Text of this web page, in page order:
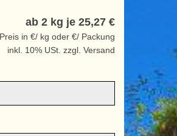
ab 2 kg je 25,27 €
Preis in €/ kg oder €/ Packung
inkl. 10% USt. zzgl. Versand